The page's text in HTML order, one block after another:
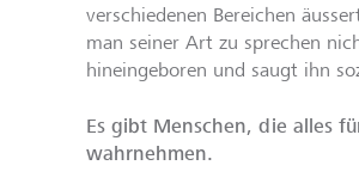
verschiedenen Bereichen
man seiner Art zu sprechen
hineingeboren und saugt ihn
Es gibt Menschen, die alles
wahrnehmen.